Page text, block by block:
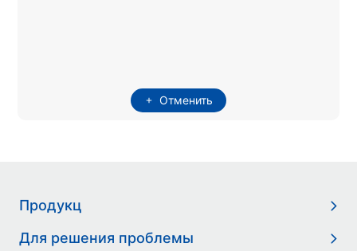
Отменить
Продукц
Для решения проблемы